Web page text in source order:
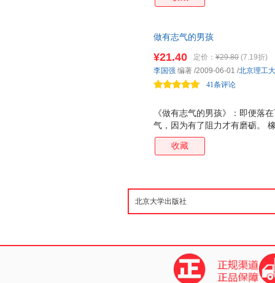
做有志气的男孩
《做有志气的男孩》：即便落
气，因为有了阻力才有磨砺。
广揽人才，与各行业专家学者
谁有进取的意志，谁就做得成
机，而在做事时要像千手神那
辜负了这一天！“勤敏是好运之
人生是一场无休、无歇、无情
¥21.40 定价： ¥29.80 (7.19折)
41条评论
李国强 编著 /2009-06-01 /北京理工
收藏